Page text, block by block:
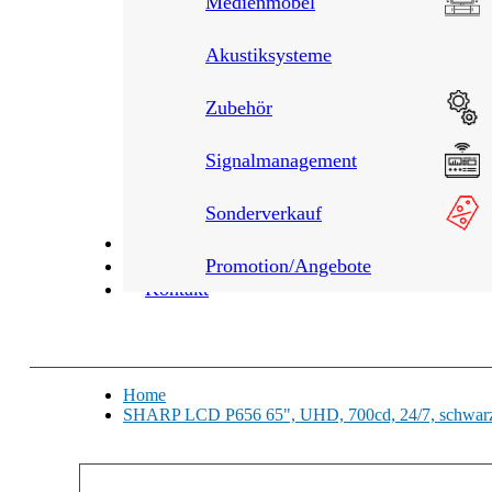
Akustiksysteme
Zubehör
Signalmanagement
Sonderverkauf
Promotion/Angebote
Über uns
Kontakt
Home
SHARP LCD P656 65", UHD, 700cd, 24/7,